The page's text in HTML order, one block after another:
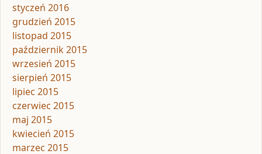
styczeń 2016
grudzień 2015
listopad 2015
październik 2015
wrzesień 2015
sierpień 2015
lipiec 2015
czerwiec 2015
maj 2015
kwiecień 2015
marzec 2015